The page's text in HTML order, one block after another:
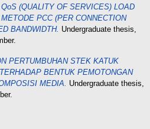
(QUALITY OF SERVICES) LOAD
PCC (PER CONNECTION
BANDWIDTH. Undergraduate thesis,
PERTUMBUHAN STEK KATUK
BENTUK PEMOTONGAN
MEDIA. Undergraduate thesis,